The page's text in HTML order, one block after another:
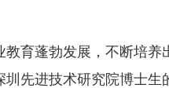
蓬勃发展，不断培养
先进技术研究院博士